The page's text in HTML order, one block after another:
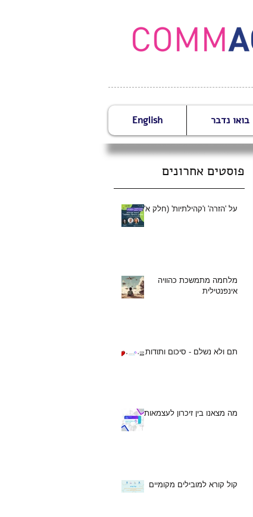
English בואו נדבר
פוסטים אחרונים
על 'הזרה' ו'קהילתיות' (חלק א')
מלחמה מתמשכת כהוויה
אינפנטילית
תם ולא נשלם - סיכום ותודות
מה מצאנו בין זיכרון לעצמאות
קול קורא למובילים מקומיים